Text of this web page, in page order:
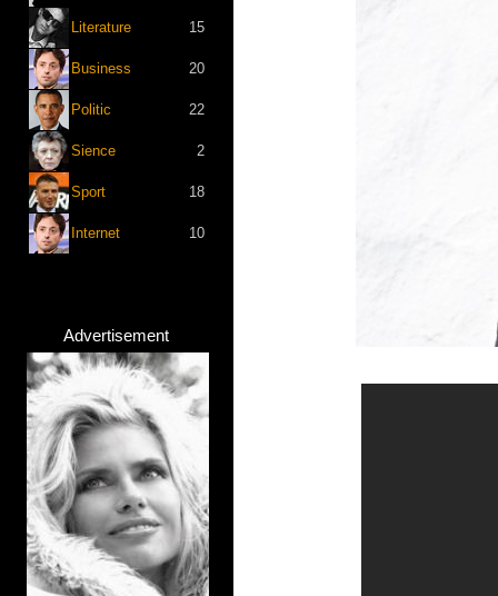
Literature 15
Business 20
Politic 22
Sience 2
Sport 18
Internet 10
Advertisement